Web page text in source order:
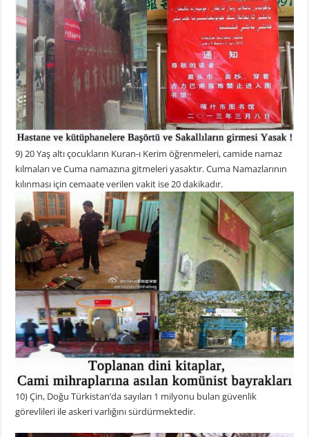
9) 20 Yaş altı çocukların Kuran-ı Kerim öğrenmeleri, camide namaz
kılmaları ve Cuma namazına gitmeleri yasaktır. Cuma Namazlarının
kılınması için cemaate verilen vakit ise 20 dakikadır.
10) Çin, Doğu Türkistan’da sayıları 1 milyonu bulan güvenlik
görevlileri ile askeri varlığını sürdürmektedir.